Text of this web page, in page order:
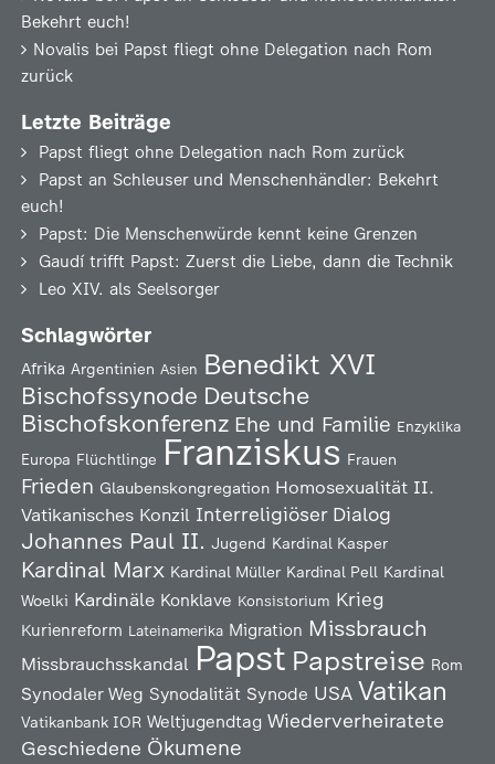
Bekehrt euch!
Novalis bei Papst fliegt ohne Delegation nach Rom
zurück
Letzte Beiträge
Papst fliegt ohne Delegation nach Rom zurück
Papst an Schleuser und Menschenhändler: Bekehrt
euch!
Papst: Die Menschenwürde kennt keine Grenzen
Gaudí trifft Papst: Zuerst die Liebe, dann die Technik
Leo XIV. als Seelsorger
Schlagwörter
Afrika Argentinien Asien Benedikt XVI
Bischofssynode Deutsche
Bischofskonferenz Ehe und Familie Enzyklika
Europa Flüchtlinge Franziskus Frauen
Frieden Glaubenskongregation Homosexualität II.
Vatikanisches Konzil Interreligiöser Dialog
Johannes Paul II. Jugend Kardinal Kasper
Kardinal Marx Kardinal Müller Kardinal Pell Kardinal
Woelki Kardinäle Konklave Konsistorium Krieg
Kurienreform Lateinamerika Migration Missbrauch
Missbrauchsskandal Papst Papstreise Rom
Synodaler Weg Synodalität Synode USA Vatikan
Vatikanbank IOR Weltjugendtag Wiederverheiratete
Geschiedene Ökumene